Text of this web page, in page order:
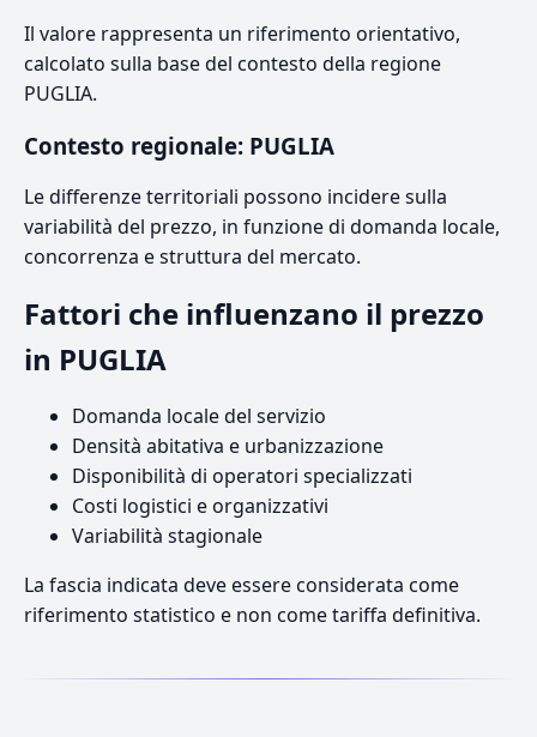
Il valore rappresenta un riferimento orientativo,
calcolato sulla base del contesto della regione
PUGLIA.
Contesto regionale: PUGLIA
Le differenze territoriali possono incidere sulla
variabilità del prezzo, in funzione di domanda locale,
concorrenza e struttura del mercato.
Fattori che influenzano il prezzo
in PUGLIA
Domanda locale del servizio
Densità abitativa e urbanizzazione
Disponibilità di operatori specializzati
Costi logistici e organizzativi
Variabilità stagionale
La fascia indicata deve essere considerata come
riferimento statistico e non come tariffa definitiva.